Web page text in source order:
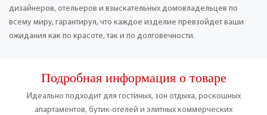
дизайнеров, отельеров и взыскательных домовладельцев по
всему миру, гарантируя, что каждое изделие превзойдет ваши
ожидания как по красоте, так и по долговечности.
Подробная информация о товаре
Идеально подходит для гостиных, зон отдыха, роскошных
апартаментов, бутик-отелей и элитных коммерческих